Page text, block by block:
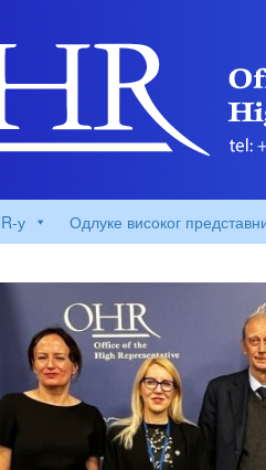
у Одлуке високог